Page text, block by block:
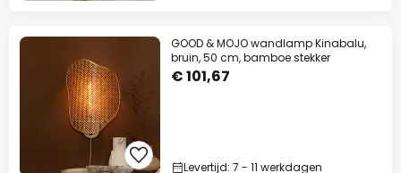
GOOD & MOJO wandlamp Kinabalu,
bruin, 50 cm, bamboe stekker
€ 101,67
Levertijd: 7 - 11 werkdagen